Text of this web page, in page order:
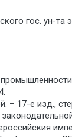
гос. ун-та
17-е изд.,